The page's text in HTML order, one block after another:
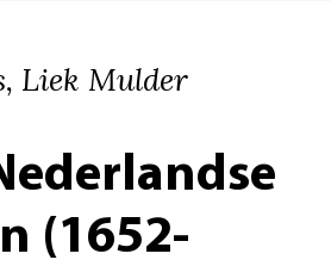
Liek Mulder
(1652-